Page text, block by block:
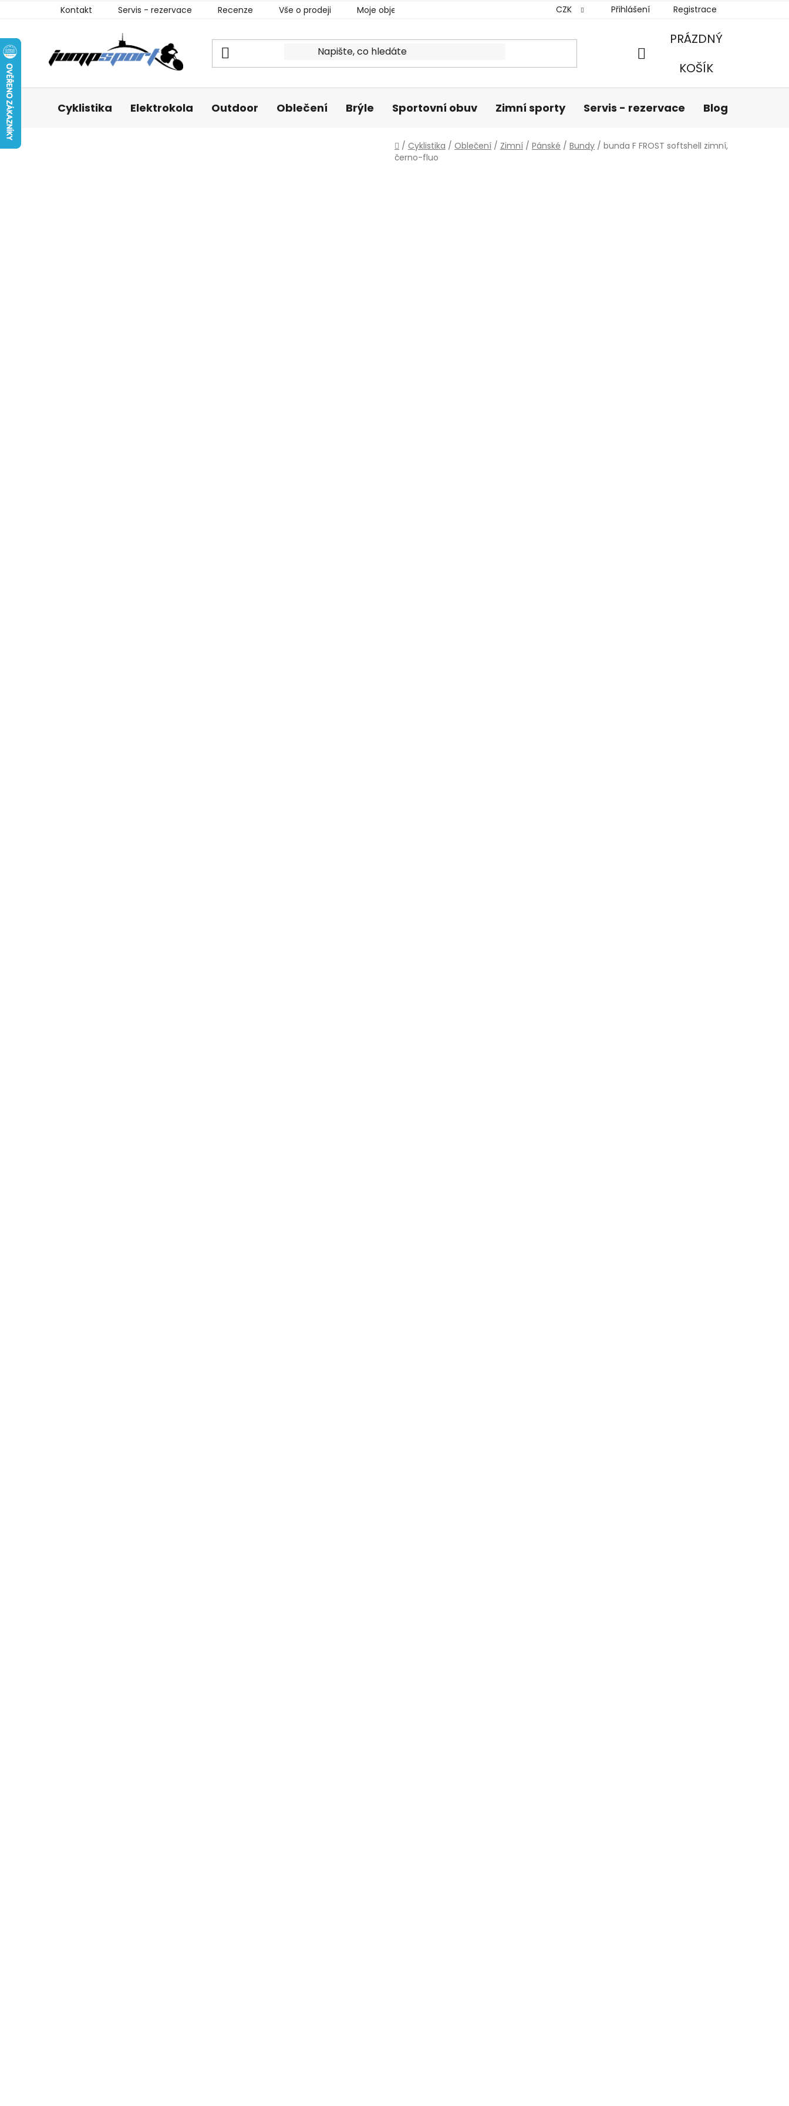
Kontakt Servis - rezervace Recenze Vše o prodeji Moje objednávka CZK Přihlášení Registrace
NÁKUPNÍ
PRÁZDNÝ
KOŠÍK
Cyklistika Elektrokola Outdoor Oblečení Brýle Sportovní obuv Zimní sporty Servis - rezervace Blog
Domů
/ Cyklistika / Oblečení / Zimní / Pánské / Bundy / bunda F FROST softshell zimní,
černo-fluo